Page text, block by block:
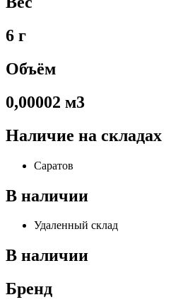
6 г
Объём
0,00002 м3
Наличие на складах
Саратов
В наличии
Удаленный склад
В наличии
Бренд